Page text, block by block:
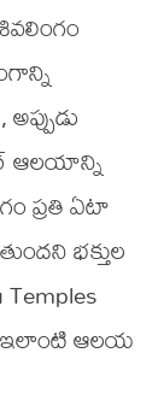
ఆలయాన్ని
ప్రతి ఏటా
భక్తుల
ఇలాంటి ఆలయ